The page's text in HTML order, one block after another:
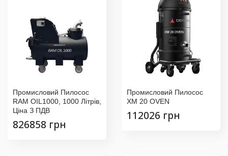
Промисловий Пилосос
RAM OIL1000, 1000 Літрів,
Ціна З ПДВ
826858 грн
Промисловий Пилосос
XM 20 OVEN
112026 грн